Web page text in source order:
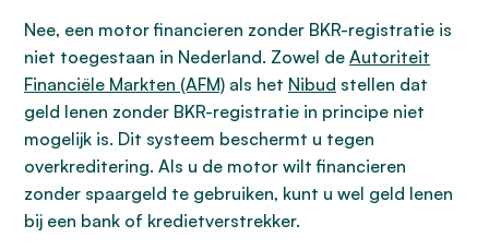
Nee, een motor financieren zonder BKR-registratie is
niet toegestaan in Nederland. Zowel de Autoriteit
Financiële Markten (AFM) als het Nibud stellen dat
geld lenen zonder BKR-registratie in principe niet
mogelijk is. Dit systeem beschermt u tegen
overkreditering. Als u de motor wilt financieren
zonder spaargeld te gebruiken, kunt u wel geld lenen
bij een bank of kredietverstrekker.